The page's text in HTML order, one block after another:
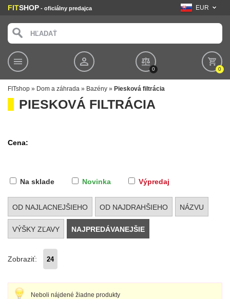
FITSHOP - oficiálny predajca EUR
0 0
FITshop » Dom a záhrada » Bazény » Piesková filtrácia
PIESKOVÁ FILTRÁCIA
Cena:
Na sklade Novinka Výpredaj
OD NAJLACNEJŠIEHO OD NAJDRAHŠIEHO NÁZVU
VÝŠKY ZĽAVY NAJPREDÁVANEJŠIE
Zobraziť:
Neboli nájdené žiadne produkty